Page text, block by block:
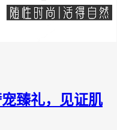
臻礼，见证肌